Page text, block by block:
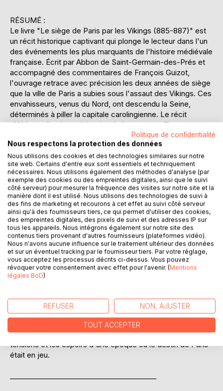
RÉSUMÉ :
Le livre "Le siège de Paris par les Vikings (885-887)" est
un récit historique captivant qui plonge le lecteur dans l'un
des événements les plus marquants de l'histoire médiévale
française. Écrit par Abbon de Saint-Germain-des-Prés et
accompagné des commentaires de François Guizot,
l'ouvrage retrace avec précision les deux années de siège
que la ville de Paris a subies sous l'assaut des Vikings. Ces
envahisseurs, venus du Nord, ont descendu la Seine,
déterminés à piller la capitale carolingienne. Le récit
d'Abbon, témoin oculaire des événements, offre un aperçu
unique des stratégies militaires, des alliances politiques et
de la résilience des Parisiens face à l'adversité.
L'intrigue principale se concentre sur la défense héroïque
de Paris par le comte Eudes et l'évêque Gozlin, qui ont
réussi à galvaniser la population pour résister aux assauts
répétés des Vikings. Le texte explore les thèmes de la
bravoure, de la foi et de la détermination face à une
menace étrangère. Abbon décrit avec une grande minutie
les batailles, les négociations et les trahisons qui ont
jalonné ces deux années de siège.
Le livre ne se contente pas de relater les faits militaires ; il
s'intéresse également aux conséquences politiques et
sociales de cet épisode. Le siège a marqué un tournant
comtes locaux et préparant le terrain pour l'essor de la
dynastie capétienne. À travers une narration vivante et des
descriptions détaillées, l'ouvrage offre une immersion
totale dans cette période tumultueuse, faisant revivre les
tensions et les espoirs d'une époque où le destin de Paris
était en jeu.
Politique de confidentialité
Nous respectons la protection des données
Nous utilisons des cookies et des technologies similaires sur notre
site web. Certains d'entre eux sont essentiels et techniquement
nécessaires. Nous utilisons également des méthodes d'analyse (par
exemple des cookies ou des empreintes digitales, ainsi que le suivi
côté serveur) pour mesurer la fréquence des visites sur notre site et la
manière dont il est utilisé. Nous utilisons des technologies de suivi à
des fins de marketing et recourons à cet effet au suivi côté serveur
ainsi qu'à des fournisseurs tiers, ce qui permet d'utiliser des cookies,
des empreintes digitales, des pixels de suivi et des adresses IP sur
tous les appareils. Nous intégrons également sur notre site des
contenus tiers provenant d'autres fournisseurs (plateformes vidéo).
Nous n'avons aucune influence sur le traitement ultérieur des données
et sur un éventuel tracking par le fournisseur tiers. Par votre réglage,
vous acceptez les processus décrits ci-dessus. Vous pouvez
révoquer votre consentement avec effet pour l'avenir. (Mentions
légales BoD)
REFUSER NON, AJUSTER
TOUT ACCEPTER